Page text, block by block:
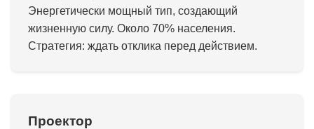
Энергетически мощный тип, создающий
жизненную силу. Около 70% населения.
Стратегия: ждать отклика перед действием.
Проектор